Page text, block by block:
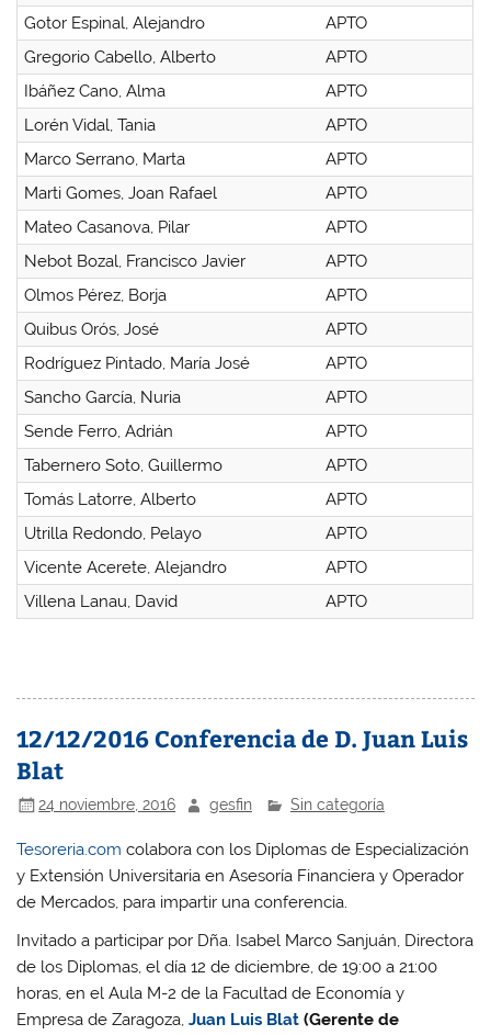
Gotor Espinal, Alejandro
APTO
Gregorio Cabello, Alberto
APTO
Ibáñez Cano, Alma
APTO
Lorén Vidal, Tania
APTO
Marco Serrano, Marta
APTO
Marti Gomes, Joan Rafael
APTO
Mateo Casanova, Pilar
APTO
Nebot Bozal, Francisco Javier
APTO
Olmos Pérez, Borja
APTO
Quibus Orós, José
APTO
Rodríguez Pintado, María José
APTO
Sancho García, Nuria
APTO
Sende Ferro, Adrián
APTO
Tabernero Soto, Guillermo
APTO
Tomás Latorre, Alberto
APTO
Utrilla Redondo, Pelayo
APTO
Vicente Acerete, Alejandro
APTO
Villena Lanau, David
APTO
12/12/2016 Conferencia de D. Juan Luis
Blat
24 noviembre, 2016 gesfin Sin categoría
Tesoreria.com colabora con los Diplomas de Especialización
y Extensión Universitaria en Asesoría Financiera y Operador
de Mercados, para impartir una conferencia.
Invitado a participar por Dña. Isabel Marco Sanjuán, Directora
de los Diplomas, el día 12 de diciembre, de 19:00 a 21:00
horas, en el Aula M-2 de la Facultad de Economía y
Empresa de Zaragoza,Juan Luis Blat(Gerente de